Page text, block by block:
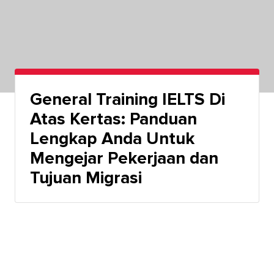
General Training IELTS Di
Atas Kertas: Panduan
Lengkap Anda Untuk
Mengejar Pekerjaan dan
Tujuan Migrasi